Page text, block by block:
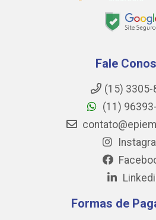
Fale
(15) 3305-
(11)
Formas de